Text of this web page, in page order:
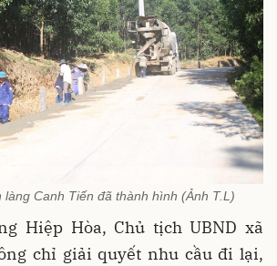
làng Canh Tiến đã thành hình (Ảnh T.L)
Hiệp Hòa, Chủ tịch UBND xã
chỉ giải quyết nhu cầu đi lại,